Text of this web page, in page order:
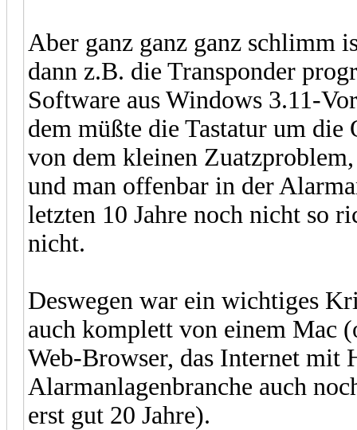
Aber ganz ganz ganz schlimm
dann z.B. die Transponder
Software aus Windows 3.11-
dem müßte die Tastatur um die
von dem kleinen
und man offenbar in der
letzten 10 Jahre noch nicht so
nicht.
Deswegen war ein wichtiges
auch komplett von einem Mac
Web-Browser, das Internet
Alarmanlagenbranche auch
erst gut 20 Jahre).